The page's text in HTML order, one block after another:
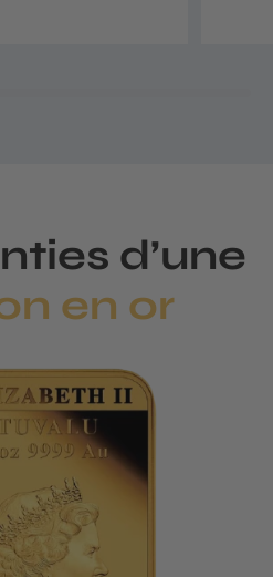
d’une
en or